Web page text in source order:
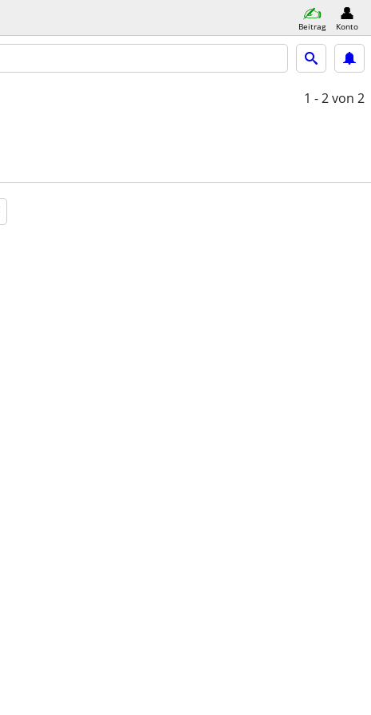
Beitrag Konto
1 - 2von 2